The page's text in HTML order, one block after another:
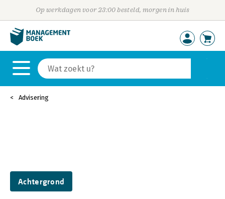
Op werkdagen voor 23:00 besteld, morgen in huis
Advisering
Achtergrond